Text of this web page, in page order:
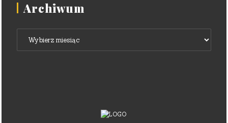
Archiwum
Archiwum